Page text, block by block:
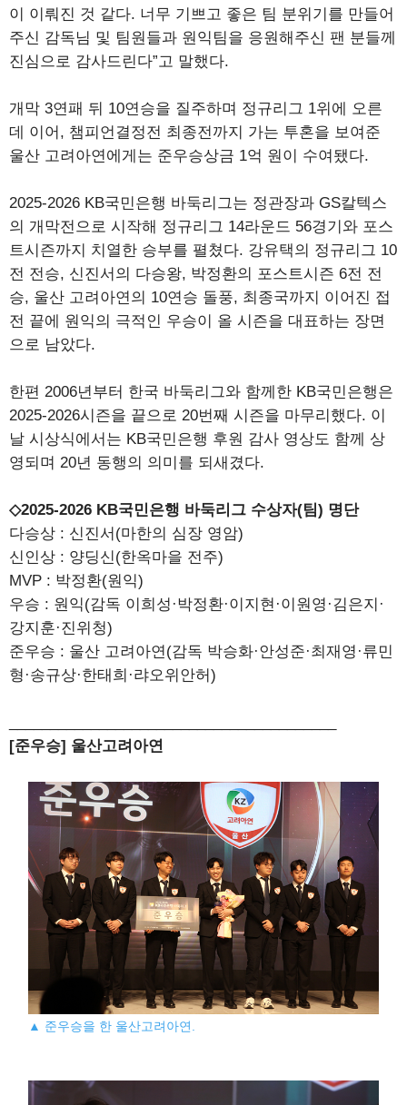
이 이뤄진 것 같다. 너무 기쁘고 좋은 팀 분위기를 만들어
주신 감독님 및 팀원들과 원익팀을 응원해주신 팬 분들께
진심으로 감사드린다”고 말했다.
개막 3연패 뒤 10연승을 질주하며 정규리그 1위에 오른
데 이어, 챔피언결정전 최종전까지 가는 투혼을 보여준
울산 고려아연에게는 준우승상금 1억 원이 수여됐다.
2025-2026 KB국민은행 바둑리그는 정관장과 GS칼텍스
의 개막전으로 시작해 정규리그 14라운드 56경기와 포스
트시즌까지 치열한 승부를 펼쳤다. 강유택의 정규리그 10
전 전승, 신진서의 다승왕, 박정환의 포스트시즌 6전 전
승, 울산 고려아연의 10연승 돌풍, 최종국까지 이어진 접
전 끝에 원익의 극적인 우승이 올 시즌을 대표하는 장면
으로 남았다.
한편 2006년부터 한국 바둑리그와 함께한 KB국민은행은
2025-2026시즌을 끝으로 20번째 시즌을 마무리했다. 이
날 시상식에서는 KB국민은행 후원 감사 영상도 함께 상
영되며 20년 동행의 의미를 되새겼다.
◇2025-2026 KB국민은행 바둑리그 수상자(팀) 명단
다승상 : 신진서(마한의 심장 영암)
신인상 : 양딩신(한옥마을 전주)
MVP : 박정환(원익)
우승 : 원익(감독 이희성·박정환·이지현·이원영·김은지·
강지훈·진위청)
준우승 : 울산 고려아연(감독 박승화·안성준·최재영·류민
형·송규상·한태희·랴오위안허)
[준우승] 울산고려아연
▲ 준우승을 한 울산고려아연.